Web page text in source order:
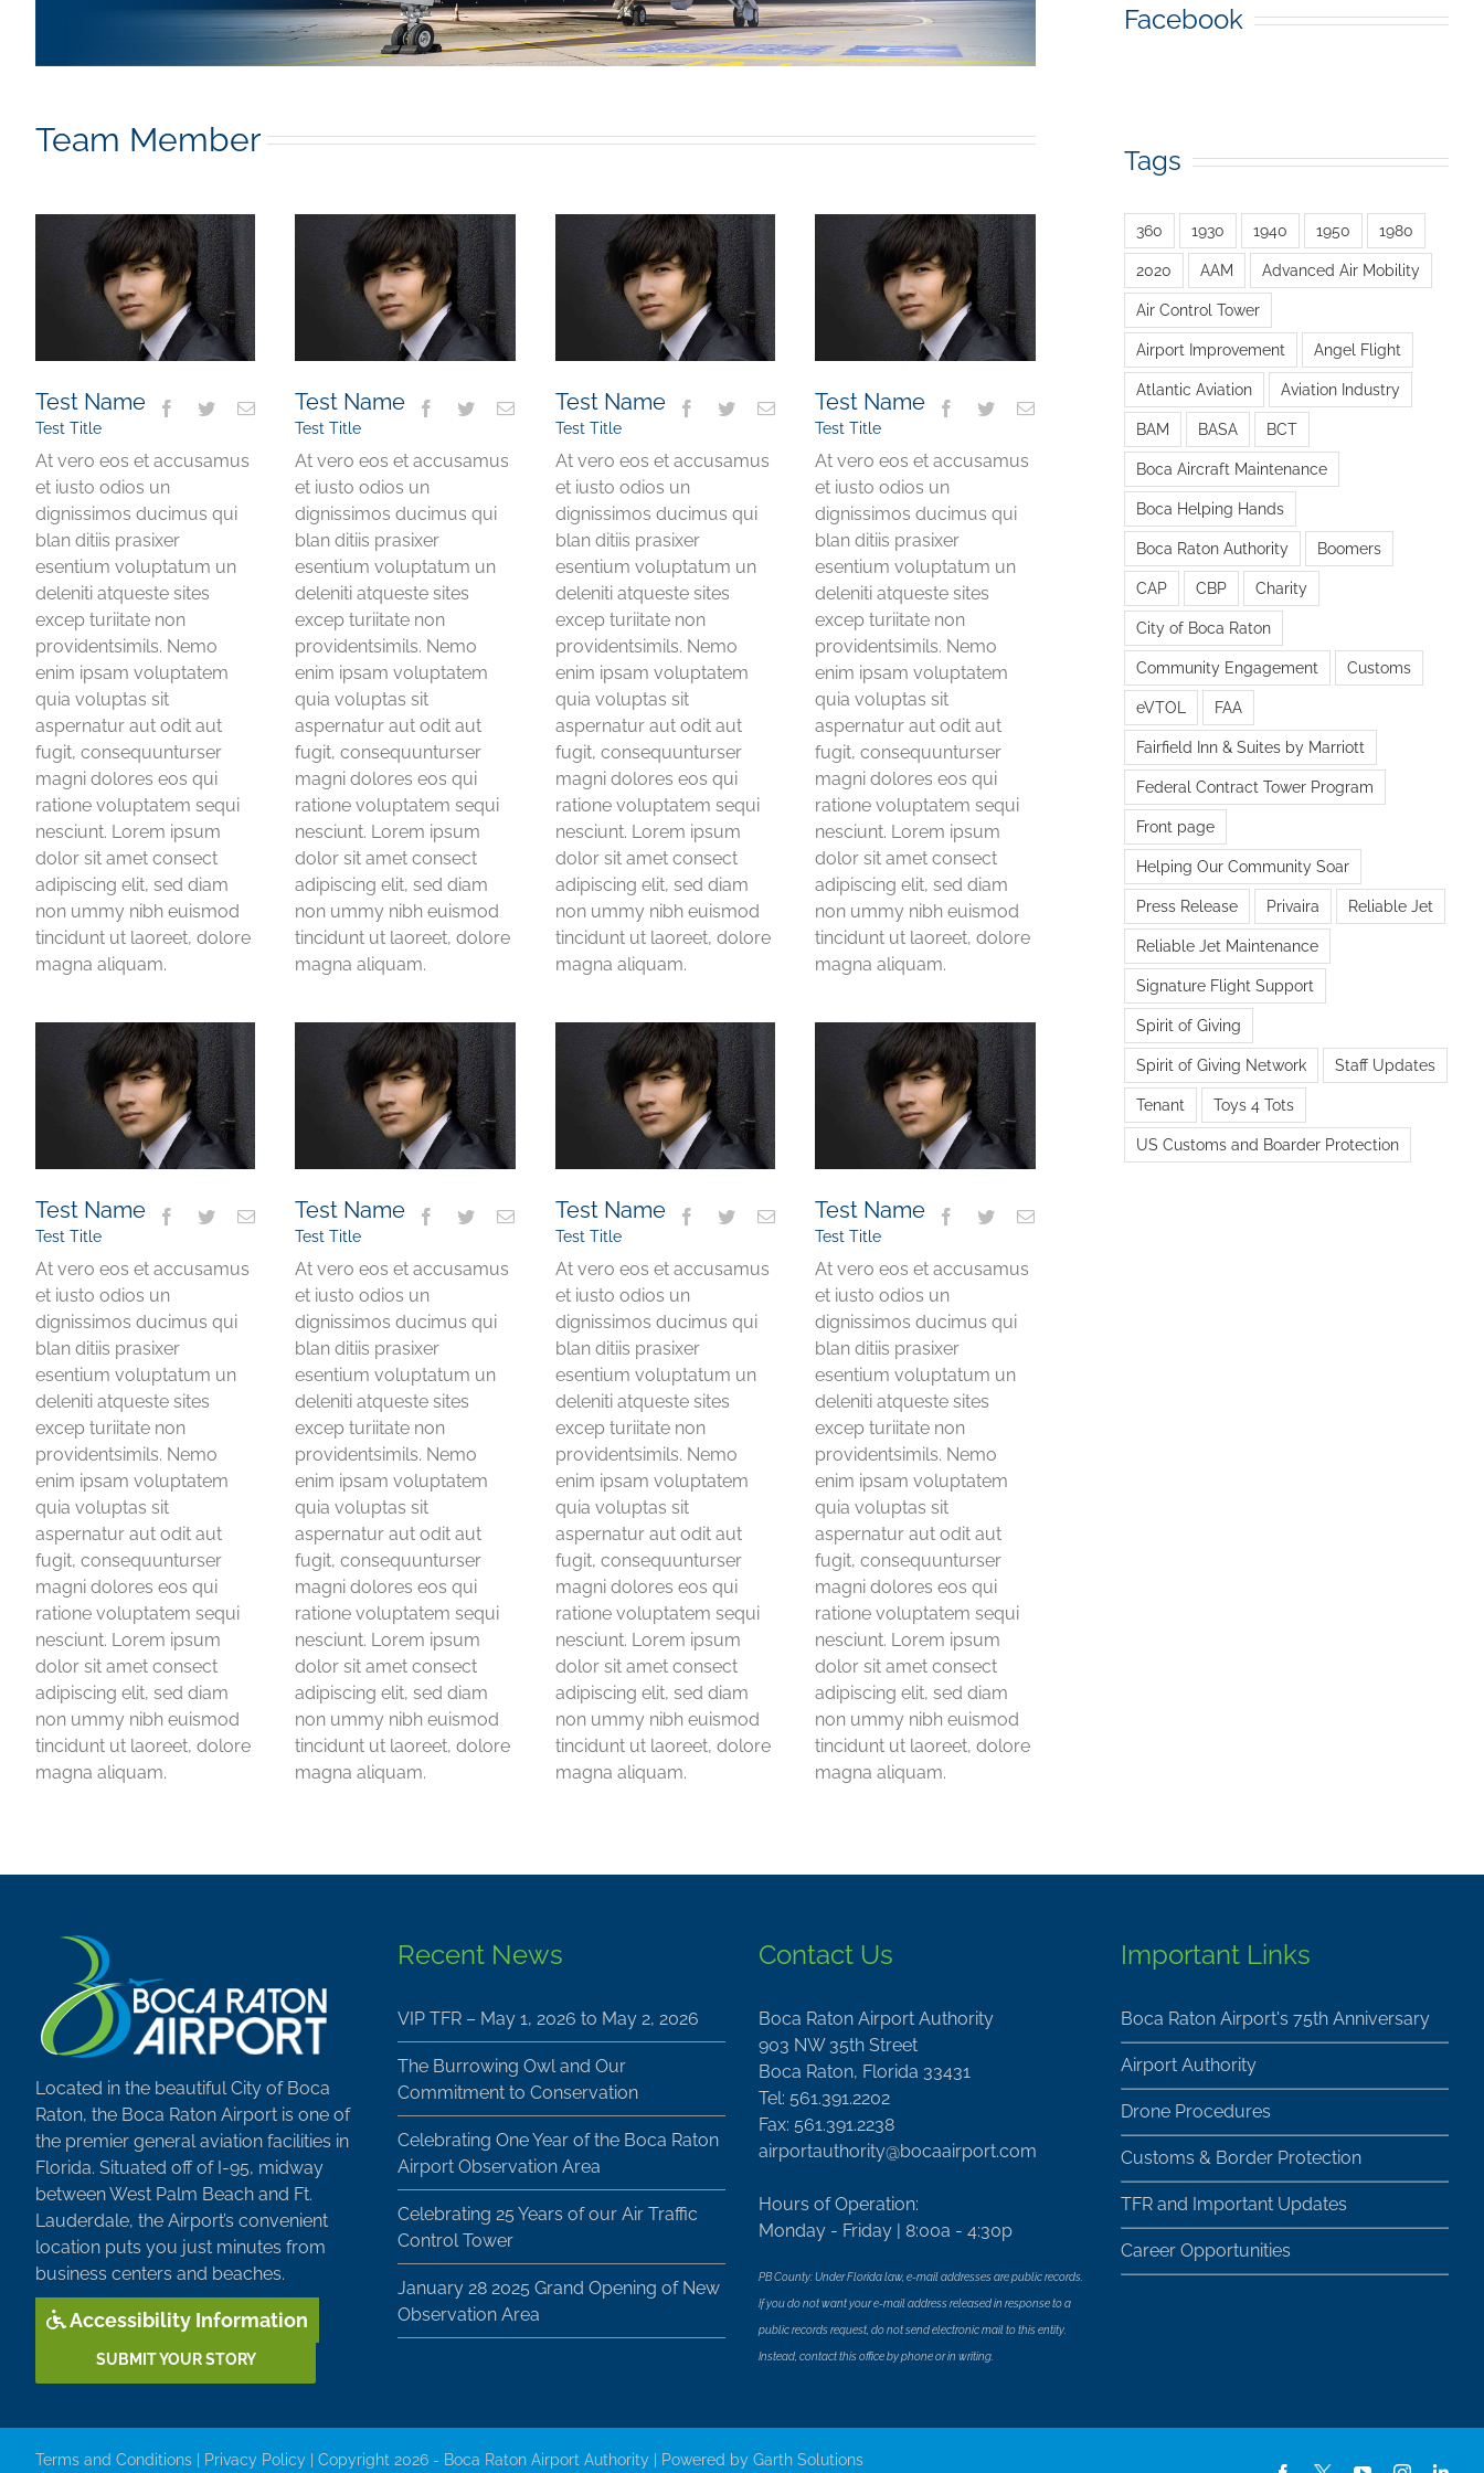
Team Member
Test Name
Test Title
At vero eos et accusamus
et iusto odios un
dignissimos ducimus qui
blan ditiis prasixer
esentium voluptatum un
deleniti atqueste sites
excep turiitate non
providentsimils. Nemo
enim ipsam voluptatem
quia voluptas sit
aspernatur aut odit aut
fugit, consequunturser
magni dolores eos qui
ratione voluptatem sequi
nesciunt. Lorem ipsum
dolor sit amet consect
adipiscing elit, sed diam
non ummy nibh euismod
tincidunt ut laoreet, dolore
magna aliquam.
Test Name
Test Title
At vero eos et accusamus
et iusto odios un
dignissimos ducimus qui
blan ditiis prasixer
esentium voluptatum un
deleniti atqueste sites
excep turiitate non
providentsimils. Nemo
enim ipsam voluptatem
quia voluptas sit
aspernatur aut odit aut
fugit, consequunturser
magni dolores eos qui
ratione voluptatem sequi
nesciunt. Lorem ipsum
dolor sit amet consect
adipiscing elit, sed diam
non ummy nibh euismod
tincidunt ut laoreet, dolore
magna aliquam.
Test Name
Test Title
At vero eos et accusamus
et iusto odios un
dignissimos ducimus qui
blan ditiis prasixer
esentium voluptatum un
deleniti atqueste sites
excep turiitate non
providentsimils. Nemo
enim ipsam voluptatem
quia voluptas sit
aspernatur aut odit aut
fugit, consequunturser
magni dolores eos qui
ratione voluptatem sequi
nesciunt. Lorem ipsum
dolor sit amet consect
adipiscing elit, sed diam
non ummy nibh euismod
tincidunt ut laoreet, dolore
magna aliquam.
Test Name
Test Title
At vero eos et accusamus
et iusto odios un
dignissimos ducimus qui
blan ditiis prasixer
esentium voluptatum un
deleniti atqueste sites
excep turiitate non
providentsimils. Nemo
enim ipsam voluptatem
quia voluptas sit
aspernatur aut odit aut
fugit, consequunturser
magni dolores eos qui
ratione voluptatem sequi
nesciunt. Lorem ipsum
dolor sit amet consect
adipiscing elit, sed diam
non ummy nibh euismod
tincidunt ut laoreet, dolore
magna aliquam.
Test Name
Test Title
At vero eos et accusamus
et iusto odios un
dignissimos ducimus qui
blan ditiis prasixer
esentium voluptatum un
deleniti atqueste sites
excep turiitate non
providentsimils. Nemo
enim ipsam voluptatem
quia voluptas sit
aspernatur aut odit aut
fugit, consequunturser
magni dolores eos qui
ratione voluptatem sequi
nesciunt. Lorem ipsum
dolor sit amet consect
adipiscing elit, sed diam
non ummy nibh euismod
tincidunt ut laoreet, dolore
magna aliquam.
Test Name
Test Title
At vero eos et accusamus
et iusto odios un
dignissimos ducimus qui
blan ditiis prasixer
esentium voluptatum un
deleniti atqueste sites
excep turiitate non
providentsimils. Nemo
enim ipsam voluptatem
quia voluptas sit
aspernatur aut odit aut
fugit, consequunturser
magni dolores eos qui
ratione voluptatem sequi
nesciunt. Lorem ipsum
dolor sit amet consect
adipiscing elit, sed diam
non ummy nibh euismod
tincidunt ut laoreet, dolore
magna aliquam.
Test Name
Test Title
At vero eos et accusamus
et iusto odios un
dignissimos ducimus qui
blan ditiis prasixer
esentium voluptatum un
deleniti atqueste sites
excep turiitate non
providentsimils. Nemo
enim ipsam voluptatem
quia voluptas sit
aspernatur aut odit aut
fugit, consequunturser
magni dolores eos qui
ratione voluptatem sequi
nesciunt. Lorem ipsum
dolor sit amet consect
adipiscing elit, sed diam
non ummy nibh euismod
tincidunt ut laoreet, dolore
magna aliquam.
Test Name
Test Title
At vero eos et accusamus
et iusto odios un
dignissimos ducimus qui
blan ditiis prasixer
esentium voluptatum un
deleniti atqueste sites
excep turiitate non
providentsimils. Nemo
enim ipsam voluptatem
quia voluptas sit
aspernatur aut odit aut
fugit, consequunturser
magni dolores eos qui
ratione voluptatem sequi
nesciunt. Lorem ipsum
dolor sit amet consect
adipiscing elit, sed diam
non ummy nibh euismod
tincidunt ut laoreet, dolore
magna aliquam.
Facebook
Tags
360 1930 1940 1950 1980
2020 AAM Advanced Air Mobility
Air Control Tower
Airport Improvement Angel Flight
Atlantic Aviation Aviation Industry
BAM BASA BCT
Boca Aircraft Maintenance
Boca Helping Hands
Boca Raton Authority Boomers
CAP CBP Charity
City of Boca Raton
Community Engagement Customs
eVTOL FAA
Fairfield Inn & Suites by Marriott
Federal Contract Tower Program
Front page
Helping Our Community Soar
Press Release Privaira Reliable Jet
Reliable Jet Maintenance
Signature Flight Support
Spirit of Giving
Spirit of Giving Network Staff Updates
Tenant Toys 4 Tots
US Customs and Boarder Protection
Located in the beautiful City of Boca
Raton, the Boca Raton Airport is one of
the premier general aviation facilities in
Florida. Situated off of I-95, midway
between West Palm Beach and Ft.
Lauderdale, the Airport’s convenient
location puts you just minutes from
business centers and beaches.
Accessibility Information
SUBMIT YOUR STORY
Recent News
VIP TFR – May 1, 2026 to May 2, 2026
The Burrowing Owl and Our
Commitment to Conservation
Celebrating One Year of the Boca Raton
Airport Observation Area
Celebrating 25 Years of our Air Traffic
Control Tower
January 28 2025 Grand Opening of New
Observation Area
Contact Us
Boca Raton Airport Authority
903 NW 35th Street
Boca Raton, Florida 33431
Tel: 561.391.2202
Fax: 561.391.2238
airportauthority@bocaairport.com
Hours of Operation:
Monday - Friday | 8:00a - 4:30p
PB County: Under Florida law, e-mail addresses are public records.
If you do not want your e-mail address released in response to a
public records request, do not send electronic mail to this entity.
Instead, contact this office by phone or in writing.
Important Links
Boca Raton Airport's 75th Anniversary
Airport Authority
Drone Procedures
Customs & Border Protection
TFR and Important Updates
Career Opportunities
Terms and Conditions Privacy Policy | Copyright 2026 - Boca Raton Airport Authority | Powered by Garth Solutions